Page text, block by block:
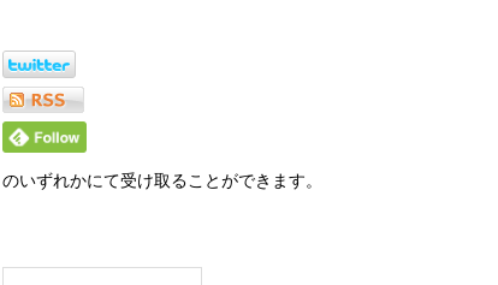
のいずれかにて受け取ることができます。